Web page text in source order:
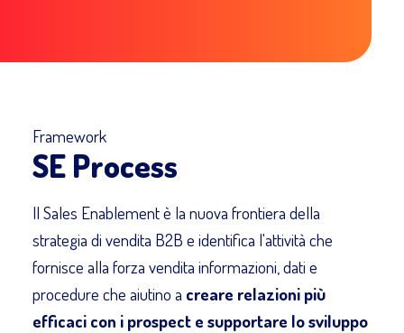
Framework
SE Process
Il Sales Enablement è la nuova frontiera della
strategia di vendita B2B e identifica l'attività che
fornisce alla forza vendita informazioni, dati e
procedure che aiutino a creare relazioni più
efficaci con i prospect e supportare lo sviluppo